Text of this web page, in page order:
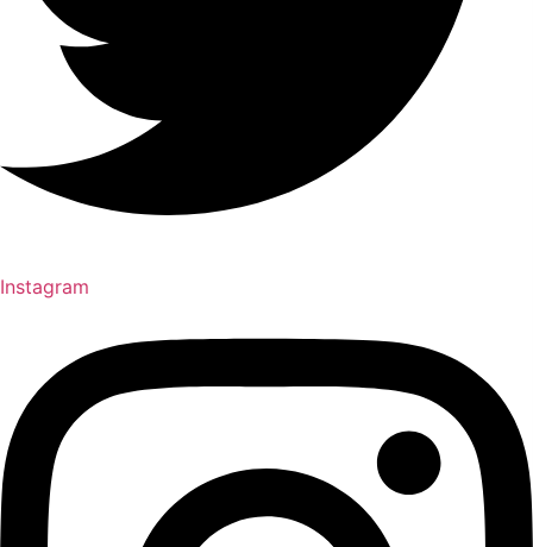
Instagram